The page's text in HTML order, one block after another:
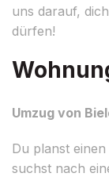
uns darauf,
dürfen!
Umzug von
Du planst
suchst nach